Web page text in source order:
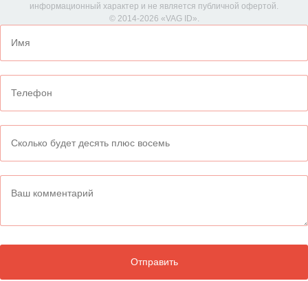
информационный характер и не является публичной офертой.
© 2014-2026 «VAG ID».